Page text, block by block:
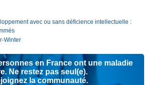
avec ou sans déficience intellectuelle :
Winter
en France ont une maladie
Ne restez pas seul(e).
la communauté.